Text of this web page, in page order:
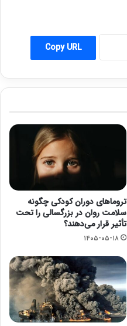
Copy URL
تروماهای دوران کودکی چگونه
سلامت روان در بزرگسالی را تحت
تأثیر قرار می‌دهند؟
۱۴۰۵-۰۵-۱۸